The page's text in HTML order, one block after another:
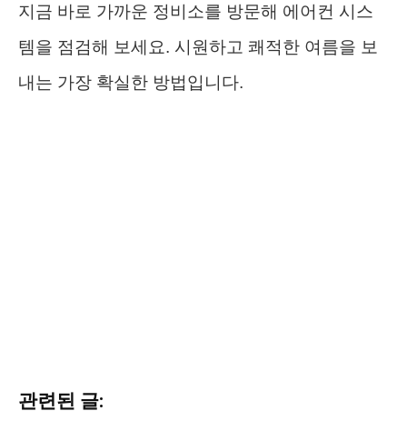
지금 바로 가까운 정비소를 방문해 에어컨 시스
템을 점검해 보세요. 시원하고 쾌적한 여름을 보
내는 가장 확실한 방법입니다.
관련된 글: